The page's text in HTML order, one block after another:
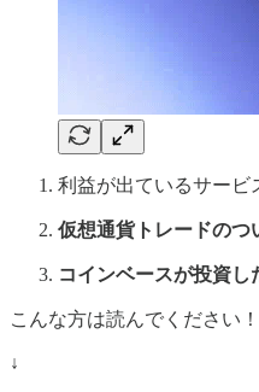
利益が出ているサービ
仮想通貨トレードのつ
コインベースが投資し
こんな方は読んでください！
↓